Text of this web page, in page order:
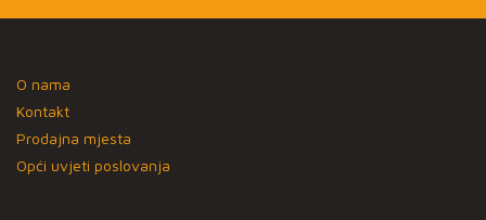
O nama
Kontakt
Prodajna mjesta
Opći uvjeti poslovanja